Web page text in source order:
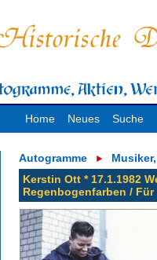
Home Neues Suche
Autogramme
Kerstin Ott * 17.1.1982
Regenbogenfarben /